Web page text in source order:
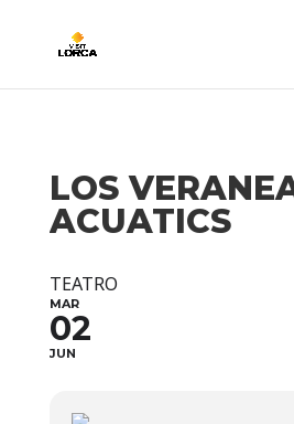
LOS
ACUATICS
TEATRO
MAR
02
JUN